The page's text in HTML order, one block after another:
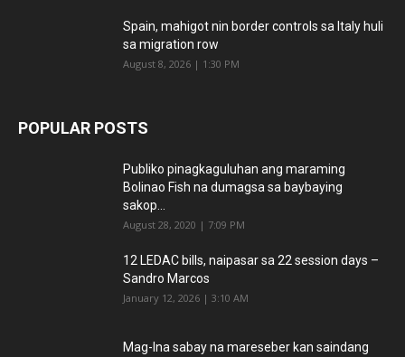
Spain, mahigot nin border controls sa Italy huli
sa migration row
August 8, 2026 | 1:30 PM
POPULAR POSTS
Publiko pinagkaguluhan ang maraming
Bolinao Fish na dumagsa sa baybaying
sakop...
August 28, 2020 | 7:09 PM
12 LEDAC bills, naipasar sa 22 session days –
Sandro Marcos
January 12, 2026 | 3:10 AM
Mag-Ina sabay na mareseber kan saindang